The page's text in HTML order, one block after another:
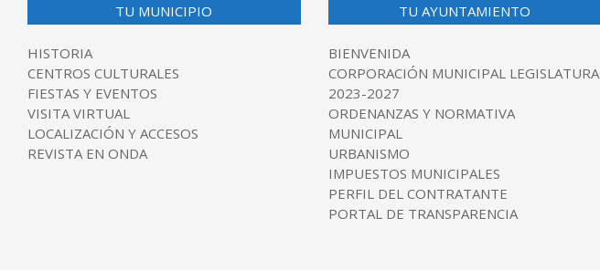
TU MUNICIPIO
HISTORIA
CENTROS CULTURALES
FIESTAS Y EVENTOS
VISITA VIRTUAL
LOCALIZACIÓN Y ACCESOS
REVISTA EN ONDA
TU AYUNTAMIENTO
BIENVENIDA
CORPORACIÓN MUNICIPAL LEGISLATURA
2023-2027
ORDENANZAS Y NORMATIVA
MUNICIPAL
URBANISMO
IMPUESTOS MUNICIPALES
PERFIL DEL CONTRATANTE
PORTAL DE TRANSPARENCIA